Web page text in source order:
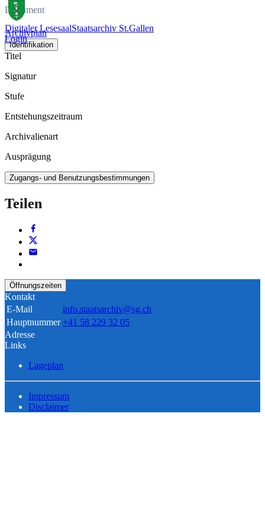
Digitaler LesesaalStaatsarchiv St.Gallen
Login
Dokument
Archivplan
Identifikation
Titel
Signatur
Stufe
Entstehungszeitraum
Archivalienart
Ausprägung
Zugangs- und Benutzungsbestimmungen
Teilen
Öffnungszeiten
Kontakt
E-Mail
info.staatsarchiv@sg.ch
Hauptnummer +41 58 229 32 05
Adresse
Links
Lageplan
Impressum
Disclaimer